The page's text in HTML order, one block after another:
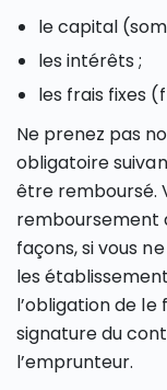
le capital
les intérêts ;
les frais fixes
Ne prenez pas
obligatoire
être remboursé.
remboursement
façons, si vous
les
l’obligation de le
signature du
l’emprunteur.